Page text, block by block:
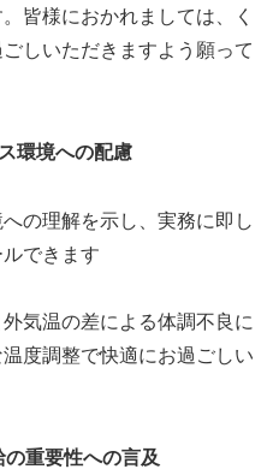
皆様におかれましては、く
しいただきますよう願って
環境への配慮
の理解を示し、実務に即し
できます
気温の差による体調不良に
度調整で快適にお過ごしい
の重要性への言及